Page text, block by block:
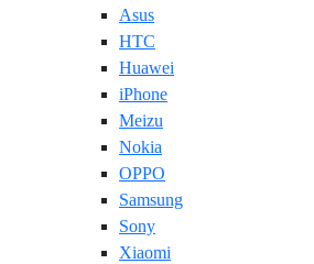
Asus
HTC
Huawei
iPhone
Meizu
Nokia
OPPO
Samsung
Sony
Xiaomi